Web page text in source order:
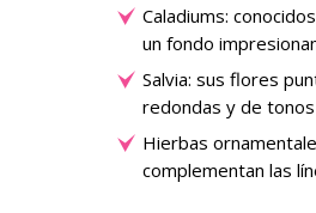
Caladiums:
un fondo
Salvia: sus flores
redondas y de tonos
Hierbas
complementan las